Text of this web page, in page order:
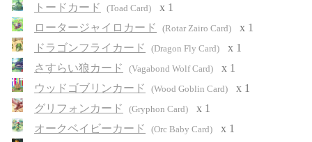
トードカード
(Toad Card)
x 1
ロータージャイロカード
(Rotar Zairo Card)
x 1
ドラゴンフライカード
(Dragon Fly Card)
x 1
さすらい狼カード
(Vagabond Wolf Card)
x 1
ウッドゴブリンカード
(Wood Goblin Card)
x 1
グリフォンカード
(Gryphon Card)
x 1
オークベイビーカード
(Orc Baby Card)
x 1